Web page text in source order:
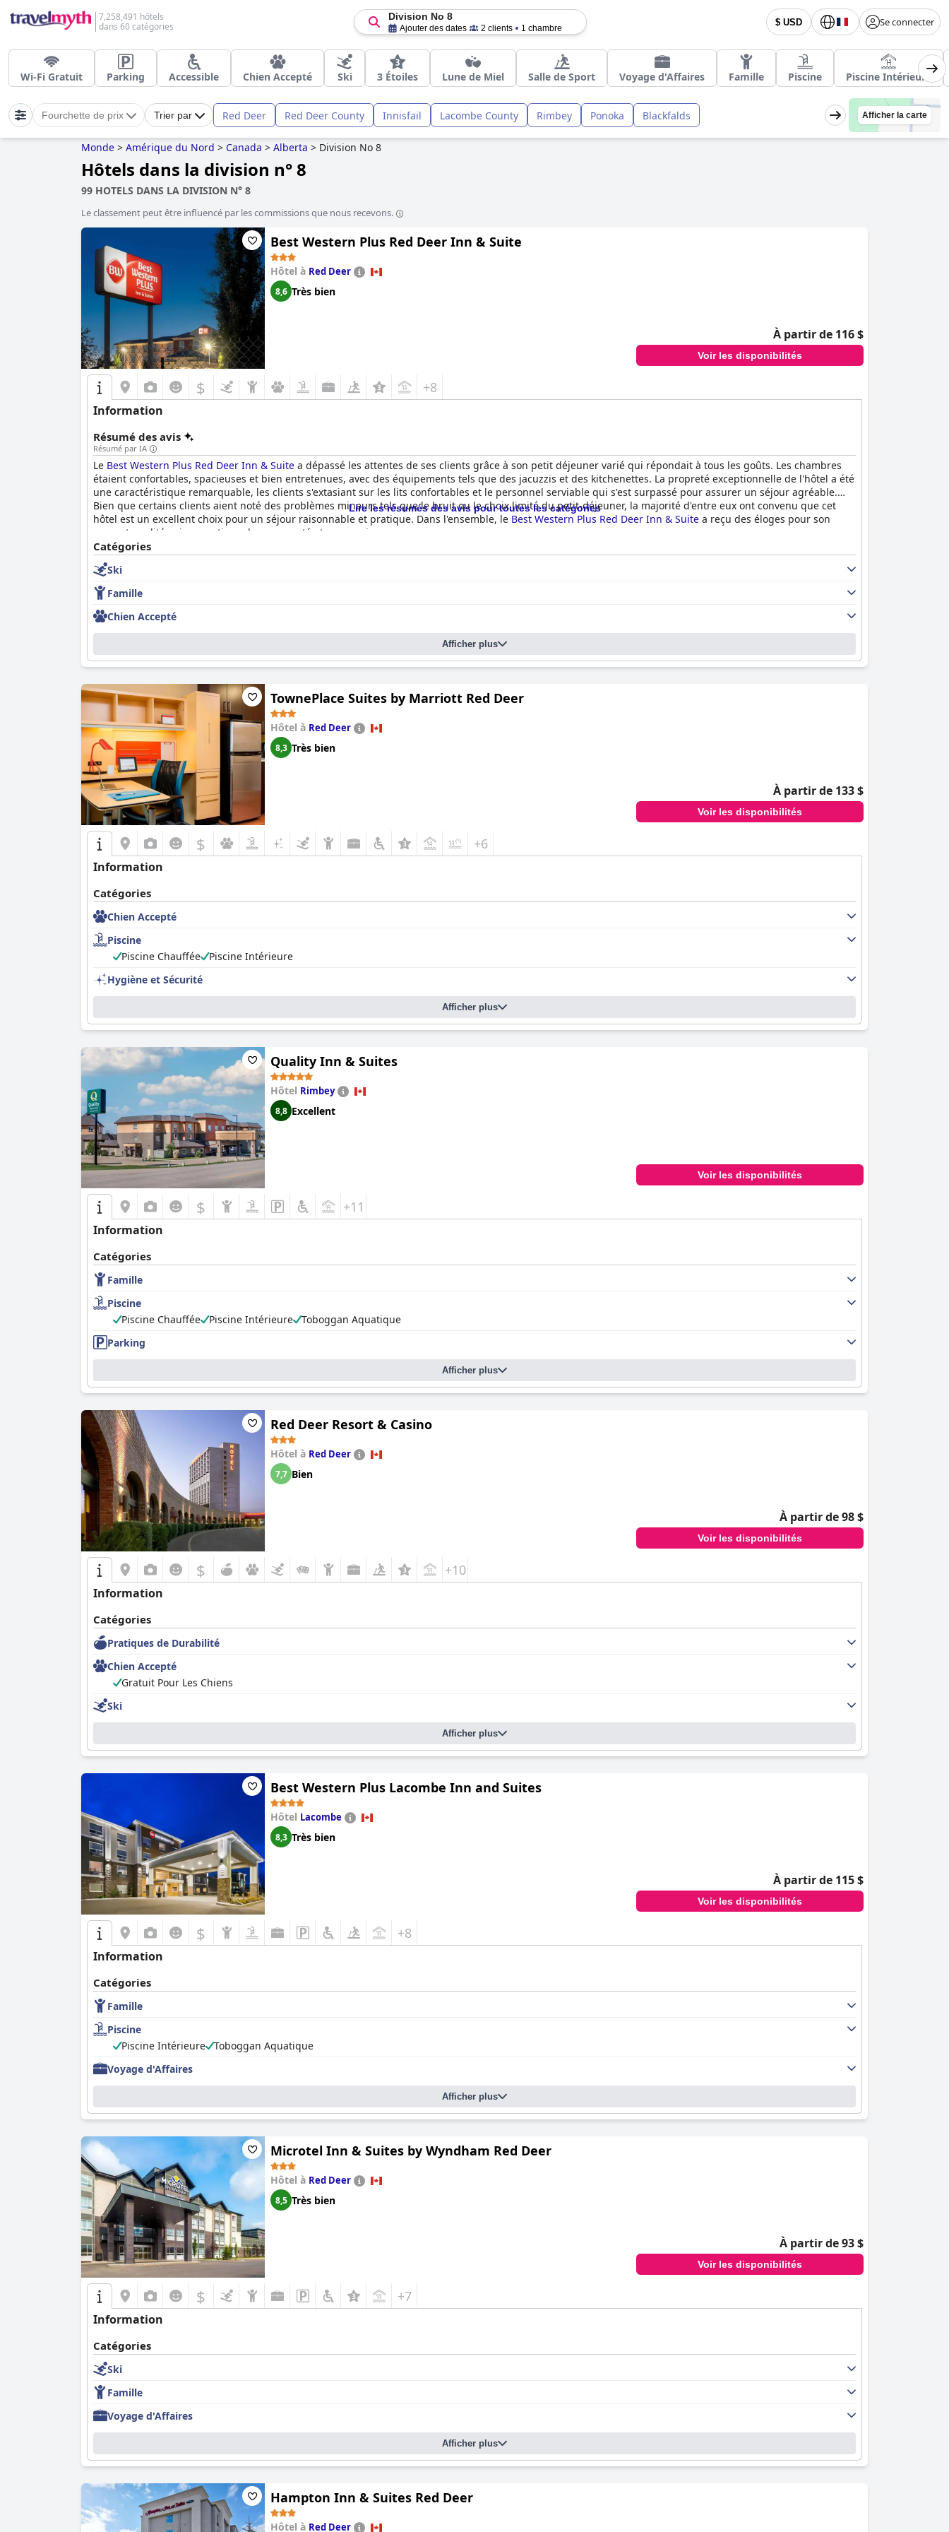
7,258,491 hôtels
dans 60 catégories
$ USD Se connecter
Division No 8
Ajouter des dates 2 clients 1 chambre
Wi-Fi Gratuit Parking Accessible Chien Accepté Ski 3 Étoiles Lune de Miel Salle de Sport Voyage d'Affaires Famille Piscine Piscine Intérieure
Fourchette de prix Trier par Red Deer Red Deer County Innisfail Lacombe County Rimbey Ponoka Blackfalds Afficher la carte
Monde > Amérique du Nord > Canada > Alberta > Division No 8
Hôtels dans la division n° 8
99 HOTELS DANS LA DIVISION N° 8
Le classement peut être influencé par les commissions que nous recevons.
Best Western Plus Red Deer Inn & Suite
Hôtel à Red Deer
8,6 Très bien
À partir de 116 $
Voir les disponibilités
$ +8
Information
Résumé des avis
Résumé par IA
Le Best Western Plus Red Deer Inn & Suite a dépassé les attentes de ses clients grâce à son petit déjeuner varié qui répondait à tous les goûts. Les chambres
étaient confortables, spacieuses et bien entretenues, avec des équipements tels que des jacuzzis et des kitchenettes. La propreté exceptionnelle de l'hôtel a été
une caractéristique remarquable, les clients s'extasiant sur les lits confortables et le personnel serviable qui s'est surpassé pour assurer un séjour agréable.
Bien que certains clients aient noté des problèmes mineurs tels que le bruit ou le choix limité du petit-déjeuner, la majorité d'entre eux ont convenu que cet
hôtel est un excellent choix pour un séjour raisonnable et pratique. Dans l'ensemble, le Best Western Plus Red Deer Inn & Suite a reçu des éloges pour son
rapport qualité-prix exceptionnel, sa propreté et son service.
Lire les résumés des avis pour toutes les catégories
Catégories
Ski
Famille
Chien Accepté
Afficher plus
TownePlace Suites by Marriott Red Deer
Hôtel à Red Deer
8,3 Très bien
À partir de 133 $
Voir les disponibilités
$ +6
Information
Catégories
Chien Accepté
Piscine
Piscine Chauffée
Piscine Intérieure
Hygiène et Sécurité
Afficher plus
Quality Inn & Suites
Hôtel Rimbey
8,8 Excellent
Voir les disponibilités
$ +11
Information
Catégories
Famille
Piscine
Piscine Chauffée
Piscine Intérieure
Toboggan Aquatique
Parking
Afficher plus
Red Deer Resort & Casino
Hôtel à Red Deer
7,7 Bien
À partir de 98 $
Voir les disponibilités
$ +10
Information
Catégories
Pratiques de Durabilité
Chien Accepté
Gratuit Pour Les Chiens
Ski
Afficher plus
Best Western Plus Lacombe Inn and Suites
Hôtel Lacombe
8,3 Très bien
À partir de 115 $
Voir les disponibilités
$ +8
Information
Catégories
Famille
Piscine
Piscine Intérieure
Toboggan Aquatique
Voyage d'Affaires
Afficher plus
Microtel Inn & Suites by Wyndham Red Deer
Hôtel à Red Deer
8,5 Très bien
À partir de 93 $
Voir les disponibilités
$ +7
Information
Catégories
Ski
Famille
Voyage d'Affaires
Afficher plus
Hampton Inn & Suites Red Deer
Hôtel à Red Deer